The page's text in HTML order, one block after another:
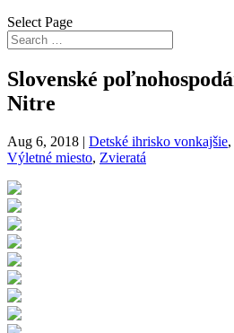
Select Page
Slovenské
Nitre
Aug 6, 2018 | Detské ihrisko vonkajšie,
Výletné miesto, Zvieratá